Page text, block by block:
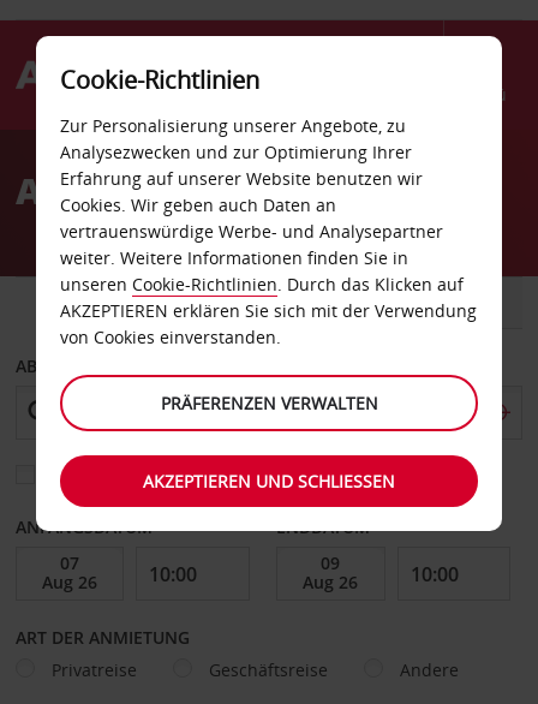
Menü
AvisAutovermietung Burbank
FAHRZEUG TRANSPORTER
ABHOLEN VON
Eine andere Rückgabestation auswählen
ANFANGSDATUM ENDDATUM
ART DER ANMIETUNG
Privatreise
Geschäftsreise Andere
Cookie-Richtlinien
Zur Personalisierung unserer Angebote, zu
Analysezwecken und zur Optimierung Ihrer
Erfahrung auf unserer Website benutzen wir
Cookies. Wir geben auch Daten an
vertrauenswürdige Werbe- und Analysepartner
weiter. Weitere Informationen finden Sie in
unseren Cookie-Richtlinien. Durch das Klicken auf
AKZEPTIEREN erklären Sie sich mit der Verwendung
von Cookies einverstanden.
PRÄFERENZEN VERWALTEN
AKZEPTIEREN UND SCHLIESSEN